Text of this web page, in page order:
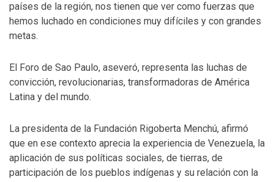
países de la región, nos tienen que ver como fuerzas que
hemos luchado en condiciones muy difíciles y con grandes
metas.
El Foro de Sao Paulo, aseveró, representa las luchas de
convicción, revolucionarias, transformadoras de América
Latina y del mundo.
La presidenta de la Fundación Rigoberta Menchú, afirmó
que en ese contexto aprecia la experiencia de Venezuela, la
aplicación de sus políticas sociales, de tierras, de
participación de los pueblos indígenas y su relación con la